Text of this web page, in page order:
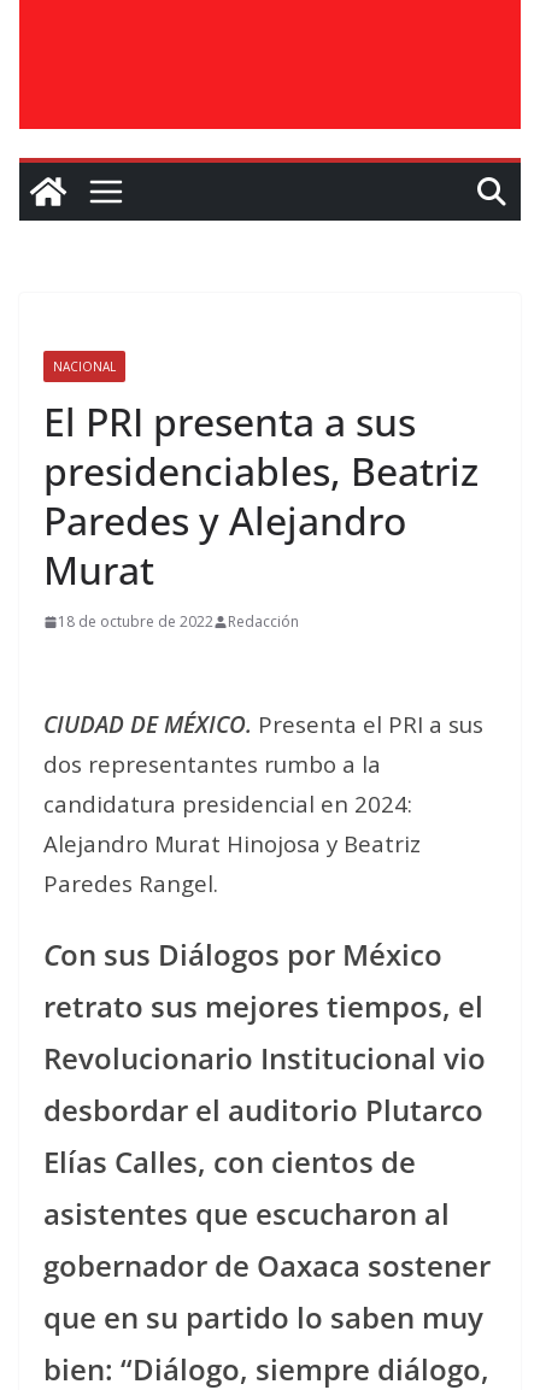
NACIONAL
El PRI presenta a sus
presidenciables, Beatriz
Paredes y Alejandro
Murat
18 de octubre de 2022 Redacción
CIUDAD DE MÉXICO. Presenta el PRI a sus
dos representantes rumbo a la
candidatura presidencial en 2024:
Alejandro Murat Hinojosa y Beatriz
Paredes Rangel.
Con sus Diálogos por México
retrato sus mejores tiempos, el
Revolucionario Institucional vio
desbordar el auditorio Plutarco
Elías Calles, con cientos de
asistentes que escucharon al
gobernador de Oaxaca sostener
que en su partido lo saben muy
bien: “Diálogo, siempre diálogo,